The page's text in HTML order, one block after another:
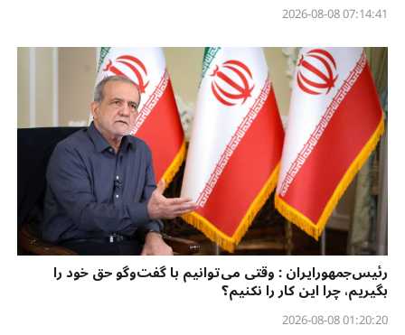
07:14:41 2026-08-08
رئیس‌جمهورایران : وقتی می‌توانیم با گفت‌وگو حق خود را
بگیریم، چرا این کار را نکنیم؟
01:20:20 2026-08-08